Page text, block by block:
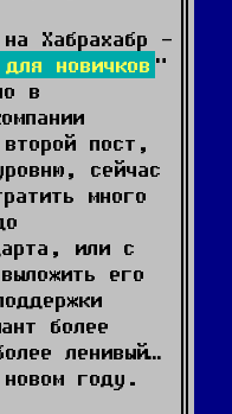
Хабрахабр -
новичков "
в
пост,
сейчас
много
или с
его
более
ленивый…
году.